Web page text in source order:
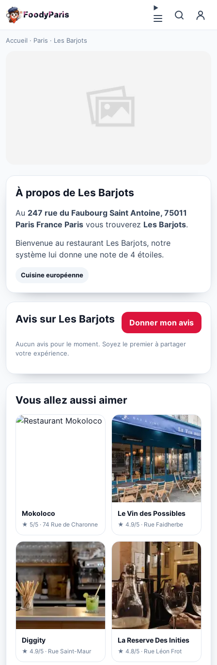
FoodyParis
Accueil · Paris · Les Barjots
Les Barjots à Paris
À propos de Les Barjots
Au 247 rue du Faubourg Saint Antoine, 75011
Paris France Paris vous trouverez Les Barjots.
Bienvenue au restaurant Les Barjots, notre
système lui donne une note de 4 étoiles.
Cuisine européenne
Avis sur Les Barjots Donner mon avis
Aucun avis pour le moment. Soyez le premier à partager
votre expérience.
Vous allez aussi aimer
Mokoloco
★ 5/5 · 74 Rue de Charonne
Le Vin des Possibles
★ 4.9/5 · Rue Faidherbe
Diggity
★ 4.9/5 · Rue Saint-Maur
La Reserve Des Inities
★ 4.8/5 · Rue Léon Frot